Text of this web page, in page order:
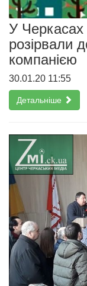
У Черкасах
розірвали
компанією
30.01.20 11:55
Детальніше